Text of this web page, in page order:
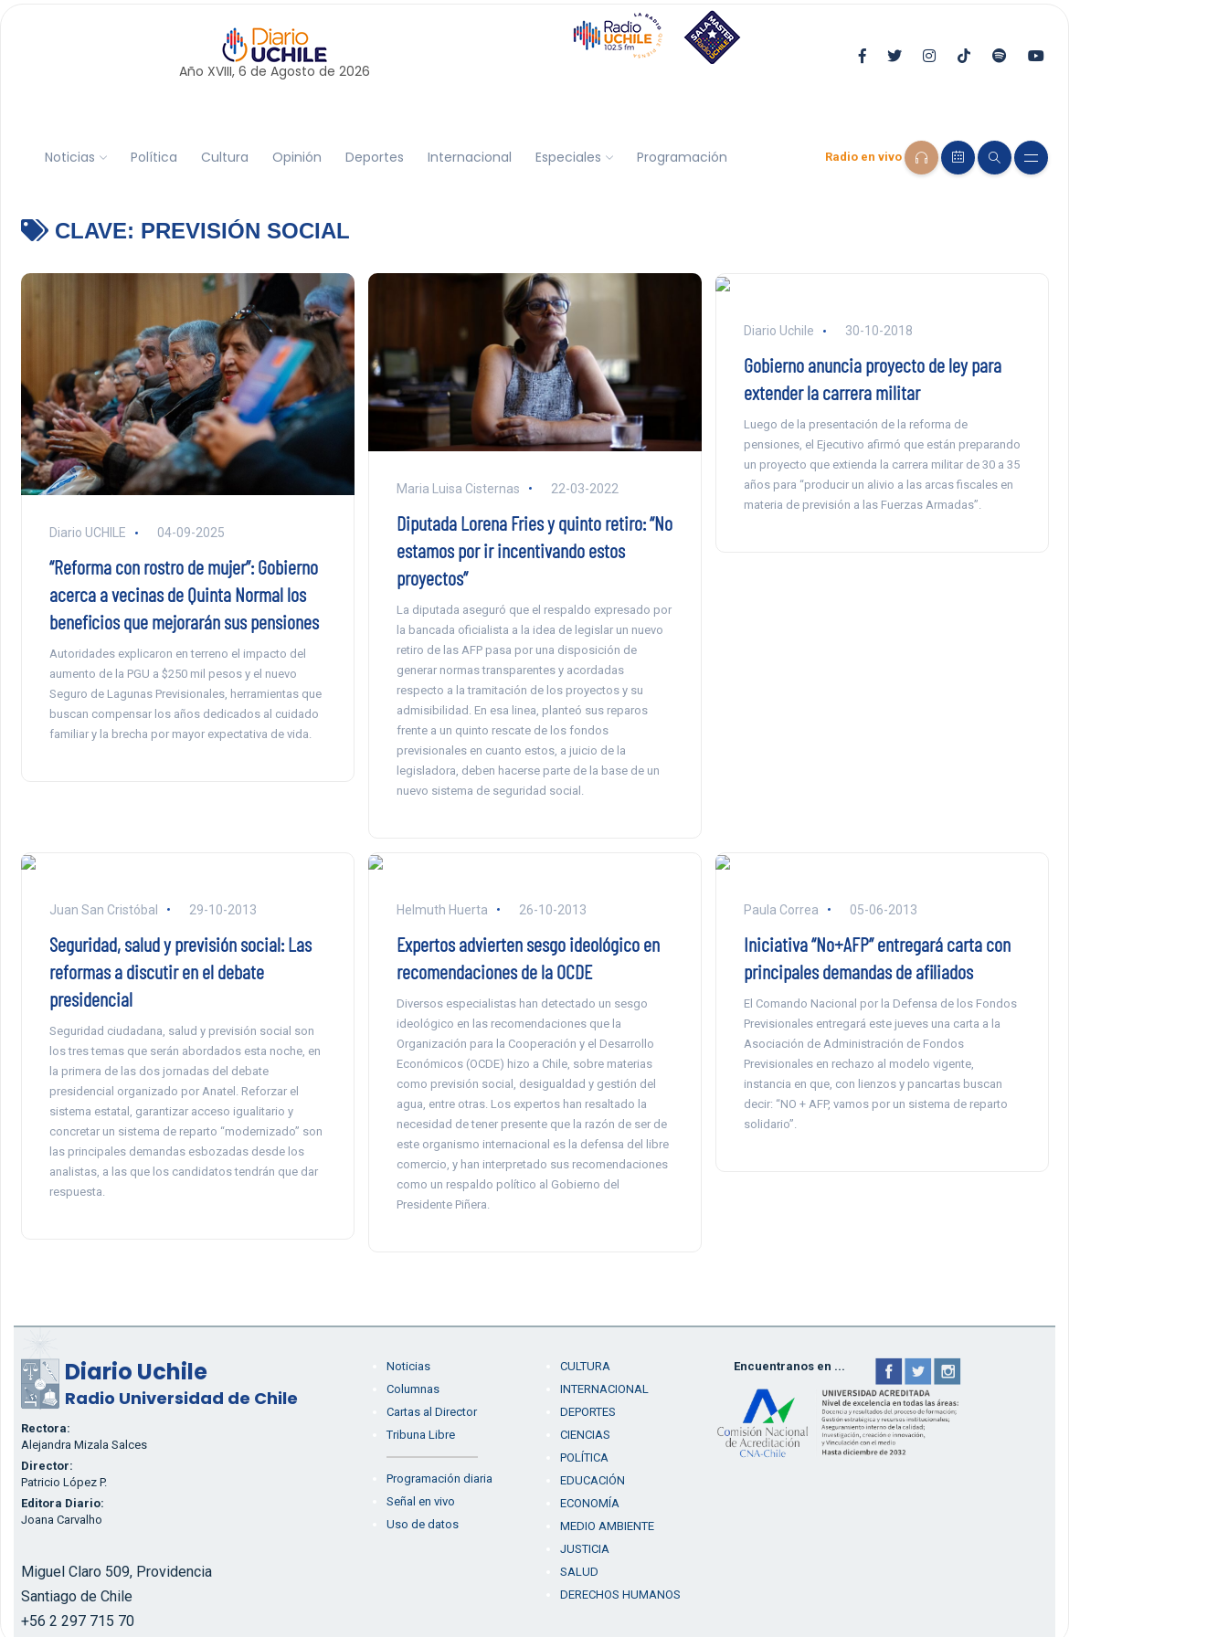
Año XVIII, 6 de Agosto de 2026
Noticias Política Cultura Opinión Deportes Internacional Especiales Programación Radio en vivo
CLAVE: PREVISIÓN SOCIAL
Diario UCHILE 04-09-2025
“Reforma con rostro de mujer”: Gobierno
acerca a vecinas de Quinta Normal los
beneficios que mejorarán sus pensiones
Autoridades explicaron en terreno el impacto del
aumento de la PGU a $250 mil pesos y el nuevo
Seguro de Lagunas Previsionales, herramientas que
buscan compensar los años dedicados al cuidado
familiar y la brecha por mayor expectativa de vida.
Maria Luisa Cisternas 22-03-2022
Diputada Lorena Fries y quinto retiro: “No
estamos por ir incentivando estos
proyectos”
La diputada aseguró que el respaldo expresado por
la bancada oficialista a la idea de legislar un nuevo
retiro de las AFP pasa por una disposición de
generar normas transparentes y acordadas
respecto a la tramitación de los proyectos y su
admisibilidad. En esa linea, planteó sus reparos
frente a un quinto rescate de los fondos
previsionales en cuanto estos, a juicio de la
legisladora, deben hacerse parte de la base de un
nuevo sistema de seguridad social.
Diario Uchile 30-10-2018
Gobierno anuncia proyecto de ley para
extender la carrera militar
Luego de la presentación de la reforma de
pensiones, el Ejecutivo afirmó que están preparando
un proyecto que extienda la carrera militar de 30 a 35
años para “producir un alivio a las arcas fiscales en
materia de previsión a las Fuerzas Armadas”.
Juan San Cristóbal 29-10-2013
Seguridad, salud y previsión social: Las
reformas a discutir en el debate
presidencial
Seguridad ciudadana, salud y previsión social son
los tres temas que serán abordados esta noche, en
la primera de las dos jornadas del debate
presidencial organizado por Anatel. Reforzar el
sistema estatal, garantizar acceso igualitario y
concretar un sistema de reparto “modernizado” son
las principales demandas esbozadas desde los
analistas, a las que los candidatos tendrán que dar
respuesta.
Helmuth Huerta 26-10-2013
Expertos advierten sesgo ideológico en
recomendaciones de la OCDE
Diversos especialistas han detectado un sesgo
ideológico en las recomendaciones que la
Organización para la Cooperación y el Desarrollo
Económicos (OCDE) hizo a Chile, sobre materias
como previsión social, desigualdad y gestión del
agua, entre otras. Los expertos han resaltado la
necesidad de tener presente que la razón de ser de
este organismo internacional es la defensa del libre
comercio, y han interpretado sus recomendaciones
como un respaldo político al Gobierno del
Presidente Piñera.
Paula Correa 05-06-2013
Iniciativa “No+AFP” entregará carta con
principales demandas de afiliados
El Comando Nacional por la Defensa de los Fondos
Previsionales entregará este jueves una carta a la
Asociación de Administración de Fondos
Previsionales en rechazo al modelo vigente,
instancia en que, con lienzos y pancartas buscan
decir: “NO + AFP, vamos por un sistema de reparto
solidario”.
Diario Uchile
Radio Universidad de Chile
Rectora:
Alejandra Mizala Salces
Director:
Patricio López P.
Editora Diario:
Joana Carvalho
Miguel Claro 509, Providencia
Santiago de Chile
+56 2 297 715 70
Noticias
Columnas
Cartas al Director
Tribuna Libre
Programación diaria
Señal en vivo
Uso de datos
CULTURA
INTERNACIONAL
DEPORTES
CIENCIAS
POLÍTICA
EDUCACIÓN
ECONOMÍA
MEDIO AMBIENTE
JUSTICIA
SALUD
DERECHOS HUMANOS
Encuentranos en ...